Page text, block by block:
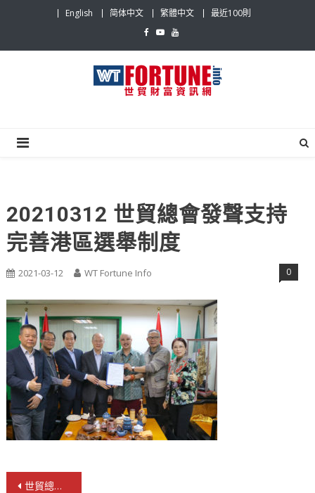
English 简体中文 繁體中文 最近100則
20210312 世貿總會發聲支持
完善港區選舉制度
2021-03-12 WT Fortune Info 0
文 世貿總會聲明：支持完善香港區選舉制度